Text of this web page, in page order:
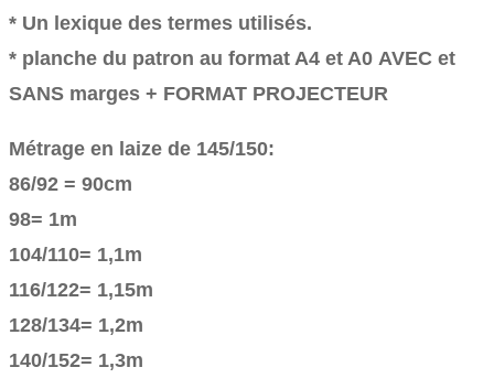
* Un lexique des termes utilisés.
* planche du patron au format A4 et A0 AVEC et
SANS marges + FORMAT PROJECTEUR
Métrage en laize de 145/150:
86/92 = 90cm
98= 1m
104/110= 1,1m
116/122= 1,15m
128/134= 1,2m
140/152= 1,3m